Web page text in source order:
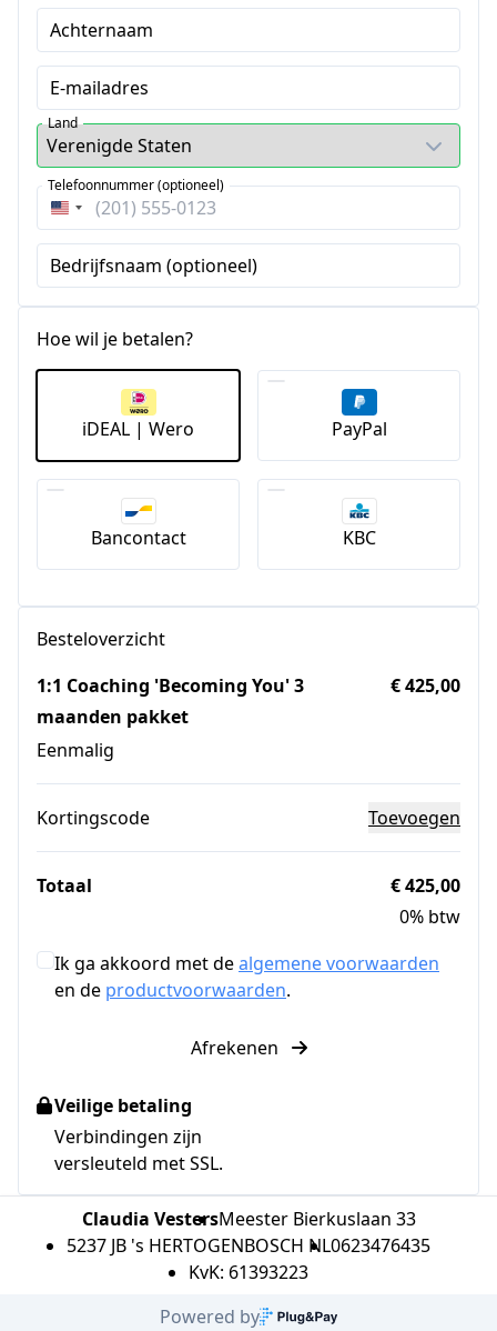
Achternaam
E-mailadres
Land
Verenigde
Staten
+1
Telefoonnummer (optioneel)
Bedrijfsnaam (optioneel)
Hoe wil je betalen?
iDEAL | Wero PayPal
Bancontact KBC
Besteloverzicht
1:1 Coaching 'Becoming You' 3
maanden pakket
Eenmalig
€ 425,00
Kortingscode Toevoegen
Totaal
€ 425,00
0% btw
Ik ga akkoord met dealgemene voorwaarden
en de productvoorwaarden.
Afrekenen
Veilige betaling
Verbindingen zijn
versleuteld met SSL.
Claudia VestersMeester Bierkuslaan 33
5237 JB 's HERTOGENBOSCH NL0623476435
KvK: 61393223
Powered by